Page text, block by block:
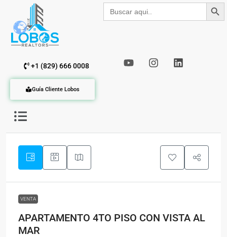
Buscar: Botón de
+1 (829) 666 0008
Guía Cliente Lobos
VENTA
APARTAMENTO 4TO PISO CON VISTA AL
MAR